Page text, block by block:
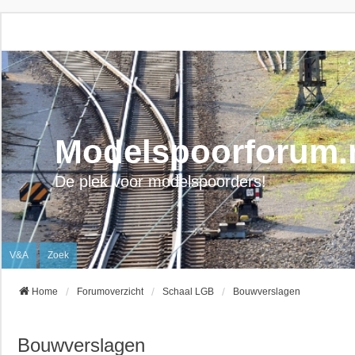
De plek voor modelspoorders!
V&A Zoek
Home Forumoverzicht Schaal LGB Bouwverslagen
Bouwverslagen